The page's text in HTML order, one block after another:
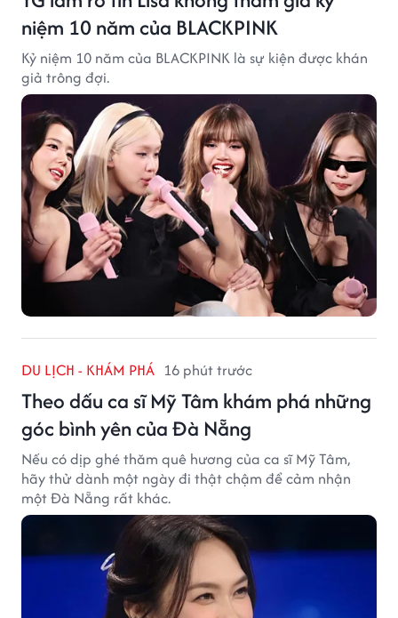
niệm 10 năm của BLACKPINK
Kỷ niệm 10 năm của BLACKPINK là sự kiện được khán
giả trông đợi.
DU LỊCH - KHÁM PHÁ 16 phút trước
Theo dấu ca sĩ Mỹ Tâm khám phá những
góc bình yên của Đà Nẵng
Nếu có dịp ghé thăm quê hương của ca sĩ Mỹ Tâm,
hãy thử dành một ngày đi thật chậm để cảm nhận
một Đà Nẵng rất khác.